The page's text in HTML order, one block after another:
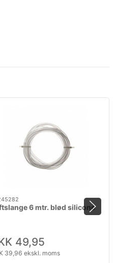
6 mtr. blød silicone
49,95
39,96 ekskl. moms